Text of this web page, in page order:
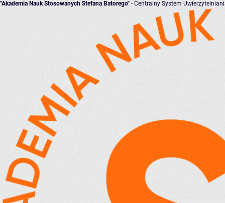
"Akademia Nauk Stosowanych Stefana Batorego" - Centralny System